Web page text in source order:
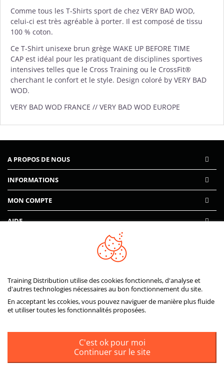
Comme tous les T-Shirts sport de chez VERY BAD WOD,
celui-ci est très agréable à porter. Il est composé de tissu
100 % coton.
Ce T-Shirt unisexe brun grège WAKE UP BEFORE TIME
CAP est idéal pour les pratiquant de disciplines sportives
intensives telles que le Cross Training ou le CrossFit®
cherchant le confort et le style. Design coloré by VERY BAD
WOD.
VERY BAD WOD FRANCE // VERY BAD WOD EUROPE
A PROPOS DE NOUS
INFORMATIONS
MON COMPTE
Training Distribution utilise des cookies fonctionnels, d'analyse et
d'autres technologies nécessaires au bon fonctionnement du site.
En acceptant les ccokies, vous pouvez naviguer de manière plus fluide
et utiliser toutes les fonctionnalités proposées.
C'est ok pour moi
Continuer sur le site
AIDE